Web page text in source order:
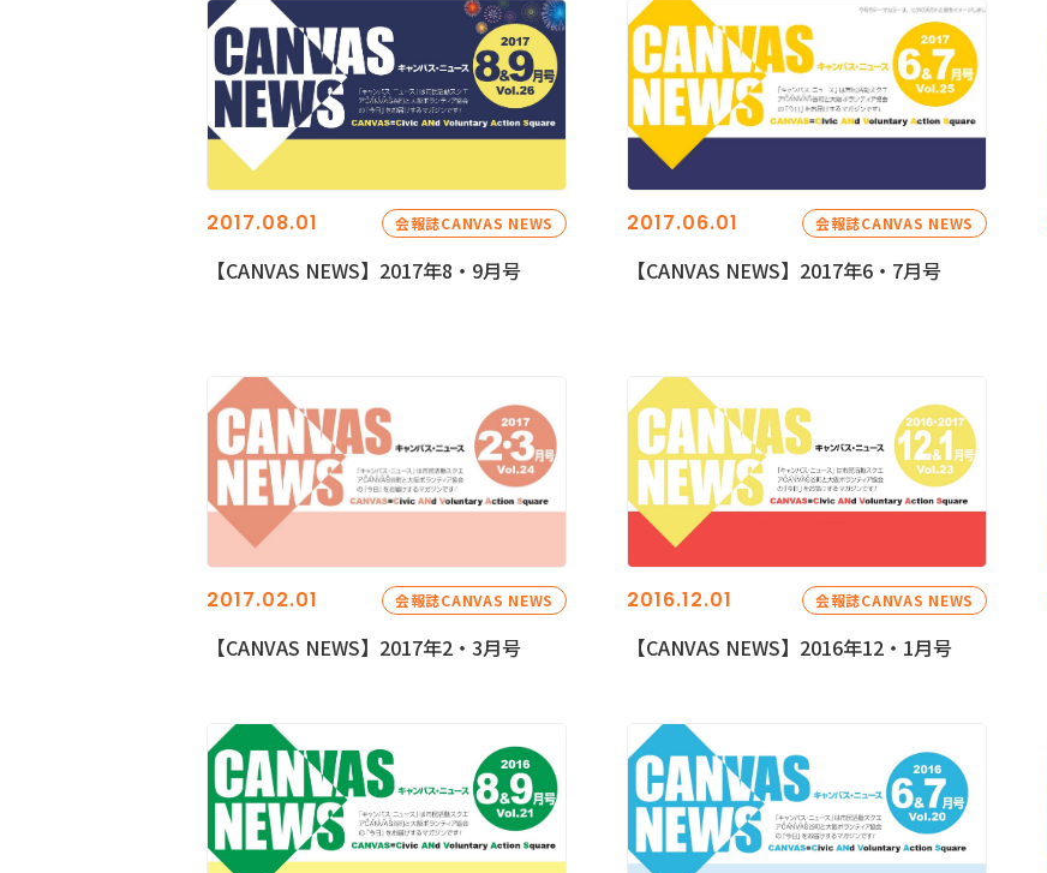
2017.08.01 会報誌CANVAS NEWS
【CANVAS NEWS】2017年8・9月号
2017.06.01 会報誌CANVAS NEWS
【CANVAS NEWS】2017年6・7月号
2017.02.01 会報誌CANVAS NEWS
【CANVAS NEWS】2017年2・3月号
2016.12.01 会報誌CANVAS NEWS
【CANVAS NEWS】2016年12・1月号